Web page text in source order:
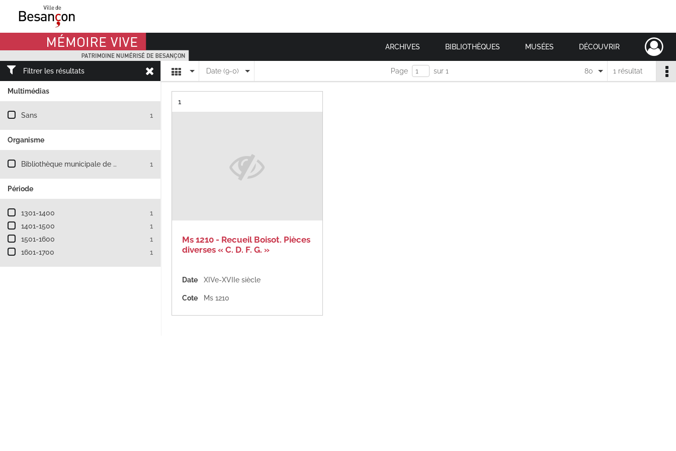
Mémoire Vive patrimoine numérisé de Besançon ARCHIVES BIBLIOTHÈQUES MUSÉES DÉCOUVRIR
Filtrer les résultats
Multimédias
Filtre les résultats par : Multimédias
Sans 1
Organisme
Filtre les résultats par : Organisme
Bibliothèque municipale de Besançon 1
Période
Filtre les résultats par : Période
1301-1400
1
1401-1500
1
1501-1600
1
1601-1700
1
AffichageDate (9-0) Page sur 1 1 résultat
80
Résultat n°
1
Ms 1210 - Recueil Boisot. Pièces
diverses « C. D. F. G. »
Date XIVe-XVIIe siècle
Cote Ms 1210